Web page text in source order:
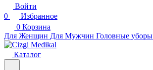
Войти
0
Избранное
0 Корзина
Для Женщин Для Мужчин Головные уборы
Каталог